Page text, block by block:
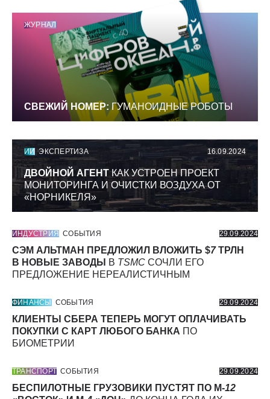
ЖУРНАЛ
СВЕЖИЙ НОМЕР: ГУМАНОИДНЫЕ РОБОТЫ
ИИ ЭКСПЕРТИЗА 16.09.2024
ДВОЙНОЙ АГЕНТКАК УСТРОЕН ПРОЕКТ
МОНИТОРИНГА И ОЧИСТКИ ВОЗДУХА ОТ
«НОРНИКЕЛЯ»
ИНДУСТРИЯ СОБЫТИЯ 29.09.2024
СЭМ АЛЬТМАН ПРЕДЛОЖИЛ ВЛОЖИТЬ $7ТРЛН
В НОВЫЕ ЗАВОДЫ
В TSMC СОЧЛИ ЕГО
ПРЕДЛОЖЕНИЕ НЕРЕАЛИСТИЧНЫМ
ФИНАНСЫ СОБЫТИЯ 29.09.2024
КЛИЕНТЫ СБЕРА ТЕПЕРЬ МОГУТ ОПЛАЧИВАТЬ
ПОКУПКИ С КАРТ ЛЮБОГО БАНКА ПО
БИОМЕТРИИ
ТРАНСПОРТ СОБЫТИЯ 29.09.2024
БЕСПИЛОТНЫЕ ГРУЗОВИКИ ПУСТЯТ ПО М-12